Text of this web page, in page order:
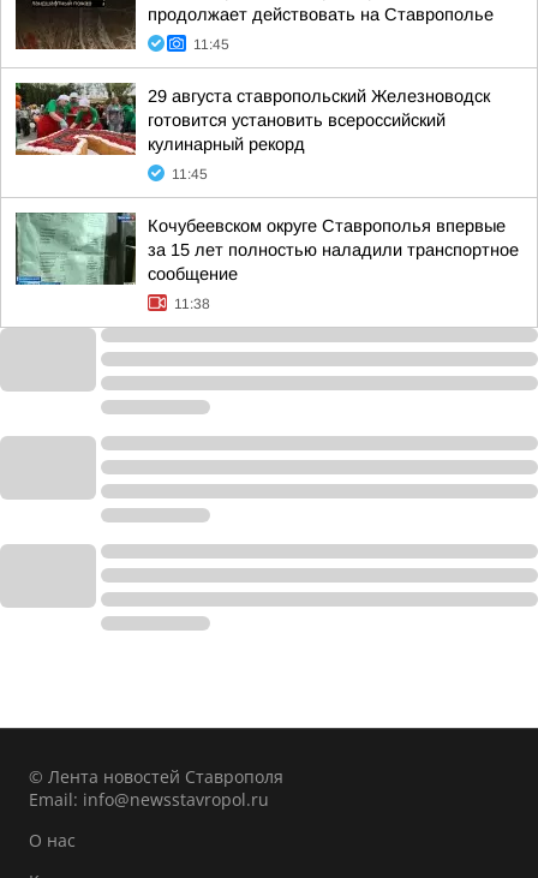
продолжает действовать на Ставрополье
11:45
29 августа ставропольский Железноводск
готовится установить всероссийский
кулинарный рекорд
11:45
Кочубеевском округе Ставрополья впервые
за 15 лет полностью наладили транспортное
сообщение
11:38
© Лента новостей Ставрополя
Email: info@newsstavropol.ru
О нас